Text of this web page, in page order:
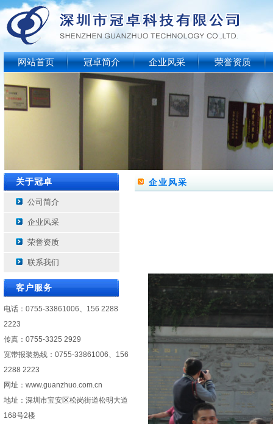
网站首页 冠卓简介 企业风采 荣誉资质
关于冠卓
公司简介
企业风采
荣誉资质
联系我们
客户服务
电话：0755-33861006、156 2288
2223
传真：0755-3325 2929
宽带报装热线：0755-33861006、156
2288 2223
网址： www.guanzhuo.com.cn
地址：深圳市宝安区松岗街道松明大道
168号2楼
企业风采